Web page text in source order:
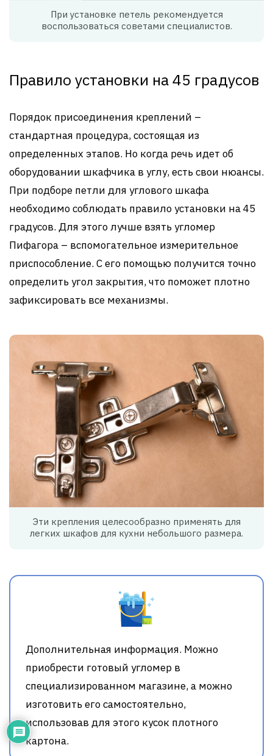
При установке петель рекомендуется
воспользоваться советами специалистов.
Правило установки на 45 градусов
Порядок присоединения креплений –
стандартная процедура, состоящая из
определенных этапов. Но когда речь идет об
оборудовании шкафчика в углу, есть свои нюансы.
При подборе петли для углового шкафа
необходимо соблюдать правило установки на 45
градусов. Для этого лучше взять угломер
Пифагора – вспомогательное измерительное
приспособление. С его помощью получится точно
определить угол закрытия, что поможет плотно
зафиксировать все механизмы.
Эти крепления целесообразно применять для
легких шкафов для кухни небольшого размера.
Дополнительная информация. Можно
приобрести готовый угломер в
специализированном магазине, а можно
изготовить его самостоятельно,
использовав для этого кусок плотного
картона.